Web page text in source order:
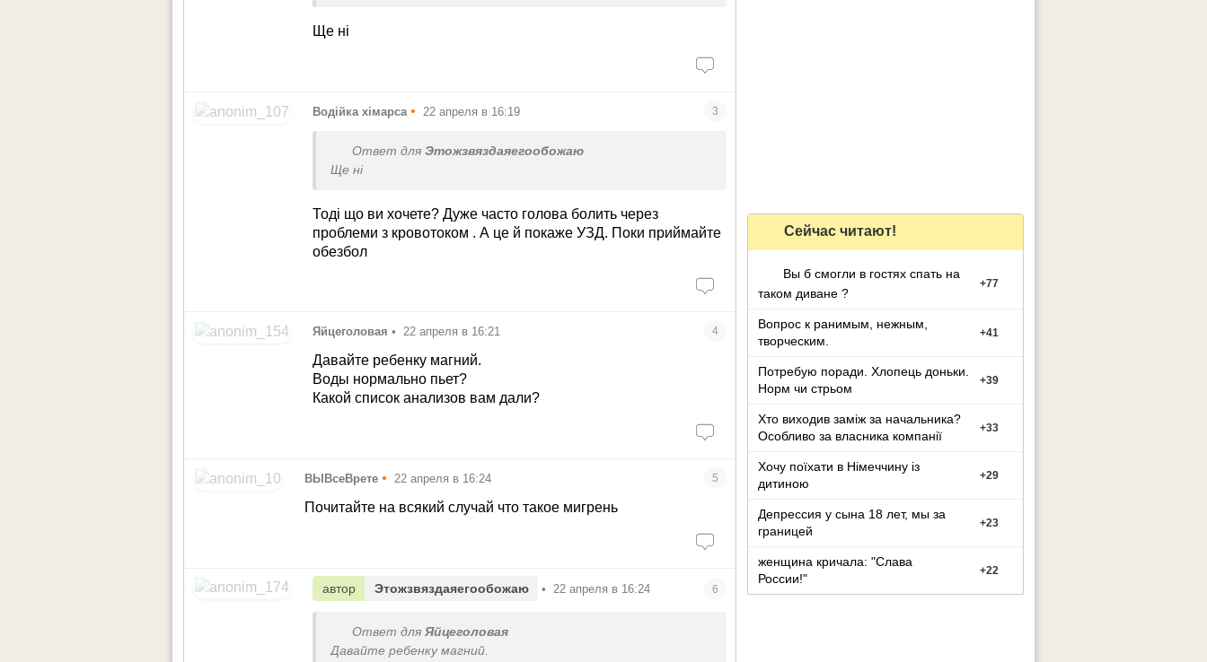
Ще ні
Водійка хімарса • 22 апреля в 16:19 3
Ответ для Этожзвяздаяегообожаю
Ще ні
Тоді що ви хочете? Дуже часто голова болить через
проблеми з кровотоком . А це й покаже УЗД. Поки приймайте
обезбол
Яйцеголовая • 22 апреля в 16:21 4
Давайте ребенку магний.
Воды нормально пьет?
Какой список анализов вам дали?
ВЫВсеВрете • 22 апреля в 16:24 5
Почитайте на всякий случай что такое мигрень
автор Этожзвяздаяегообожаю • 22 апреля в 16:24 6
Ответ для Яйцеголовая
Давайте ребенку магний.
Сейчас читают!
Вы б смогли в гостях спать на
таком диване ?
+77
Вопрос к ранимым, нежным,
творческим.
+41
Потребую поради. Хлопець доньки.
Норм чи стрьом
+39
Хто виходив заміж за начальника?
Особливо за власника компанії
+33
Хочу поїхати в Німеччину із
дитиною
+29
Депрессия у сына 18 лет, мы за
границей
+23
женщина кричала: "Слава
России!"
+22